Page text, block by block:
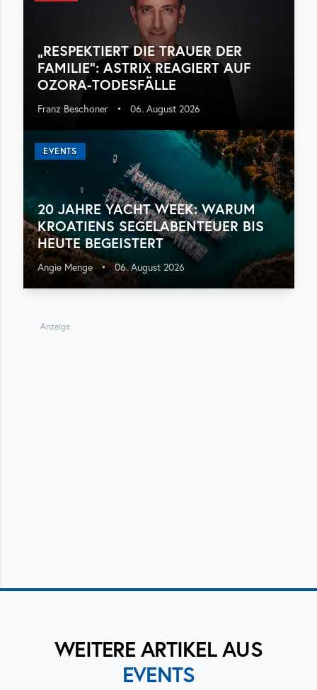
„RESPEKTIERT DIE TRAUER DER
FAMILIE“: ASTRIX REAGIERT AUF
OZORA-TODESFÄLLE
Franz Beschoner • 06. August 2026
EVENTS
20 JAHRE YACHT WEEK: WARUM
KROATIENS SEGELABENTEUER BIS
HEUTE BEGEISTERT
Angie Menge • 06. August 2026
Anzeige
WEITERE ARTIKEL AUS
EVENTS